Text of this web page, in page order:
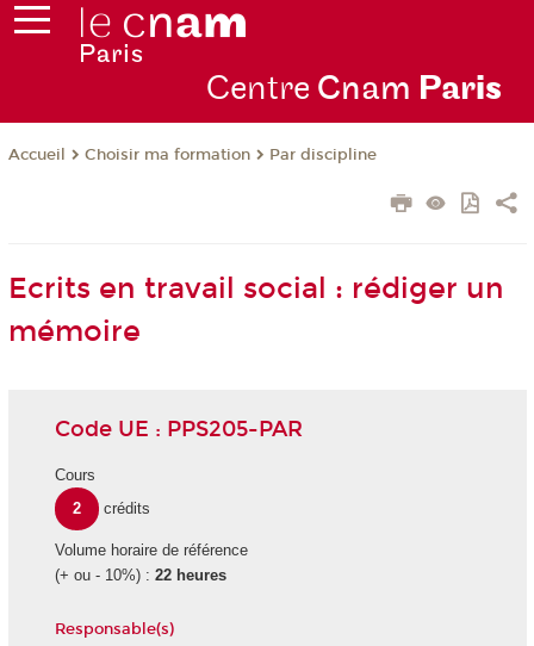
Centre Cnam Paris
Accueil Choisir ma formation Par discipline
Ecrits en travail social : rédiger un
mémoire
Code UE : PPS205-PAR
Cours
2
crédits
Volume horaire de référence
(+ ou - 10%) : 22 heures
Responsable(s)